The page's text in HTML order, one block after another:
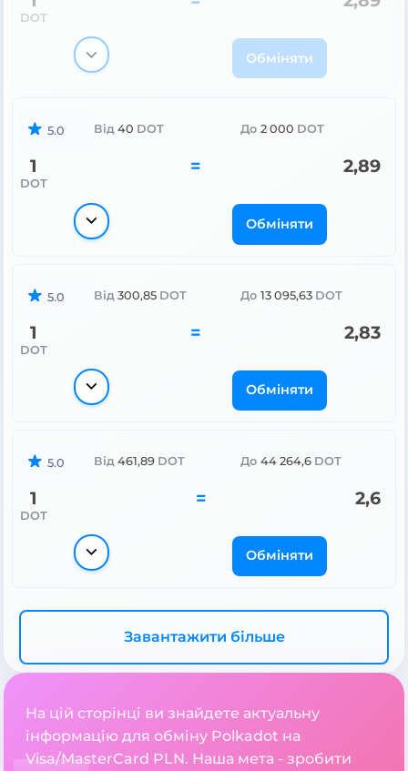
DOT
Обміняти
5.0 Від 40 DOT До 2 000 DOT
1
DOT
= 2,89
Обміняти
5.0 Від 300,85 DOT До 13 095,63 DOT
1
DOT
= 2,83
Обміняти
5.0 Від 461,89 DOT До 44 264,6 DOT
1
DOT
= 2,6
Обміняти
Завантажити більше
На цій сторінці ви знайдете актуальну
інформацію для обміну Polkadot на
Visa/MasterCard PLN. Наша мета - зробити